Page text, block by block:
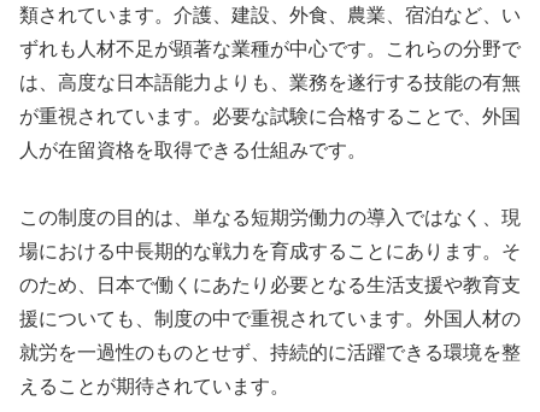
類されています。介護、建設、外食、農業、宿泊など、い
ずれも人材不足が顕著な業種が中心です。これらの分野で
は、高度な日本語能力よりも、業務を遂行する技能の有無
が重視されています。必要な試験に合格することで、外国
人が在留資格を取得できる仕組みです。
この制度の目的は、単なる短期労働力の導入ではなく、現
場における中長期的な戦力を育成することにあります。そ
のため、日本で働くにあたり必要となる生活支援や教育支
援についても、制度の中で重視されています。外国人材の
就労を一過性のものとせず、持続的に活躍できる環境を整
えることが期待されています。